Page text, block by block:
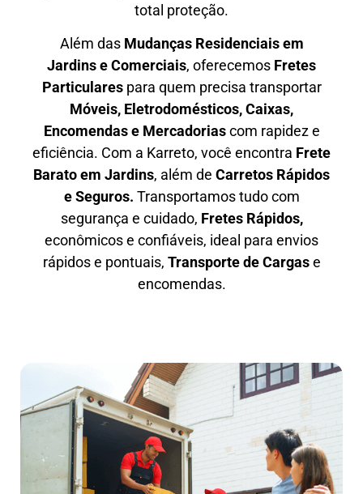
total proteção.
Além das Mudanças Residenciais em
Jardins e Comerciais, oferecemos Fretes
Particularespara quem precisa transportar
Móveis, Eletrodomésticos, Caixas,
Encomendas e Mercadoriascom rapidez e
eficiência. Com a Karreto, você encontra Frete
Barato em Jardins, além de Carretos Rápidos
e Seguros. Transportamos tudo com
segurança e cuidado, Fretes Rápidos,
econômicos e confiáveis, ideal para envios
rápidos e pontuais, Transporte de Cargase
encomendas.